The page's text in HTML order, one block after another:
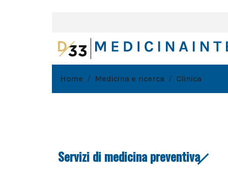
Home Medicina e ricerca Clinica
Servizi di medicina preventiva